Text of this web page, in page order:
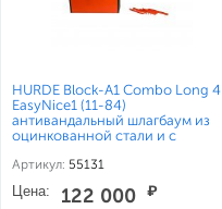
HURDE Block-A1 Combo Long 4
EasyNice1 (11-84)
антивандальный шлагбаум из
оцинкованной стали и с
электромеханическим
приводом для перекрытия
проезда до 3 метров
Артикул: 55131
Цена: 122 000 ₽